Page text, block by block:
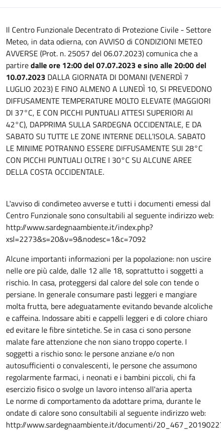
Il Centro Funzionale Decentrato di Protezione Civile - Settore
Meteo, in data odierna, con AVVISO di CONDIZIONI METEO
AVVERSE (Prot. n. 25057 del 06.07.2023) comunica che a
partiredalle ore 12:00 del 07.07.2023 esino alle 20:00 del
10.07.2023 DALLA GIORNATA DI DOMANI (VENERDÌ 7
LUGLIO 2023) E FINO ALMENO A LUNEDÌ 10, SI PREVEDONO
DIFFUSAMENTE TEMPERATURE MOLTO ELEVATE (MAGGIORI
DI 37°C, E CON PICCHI PUNTUALI ATTESI SUPERIORI AI
42°C), DAPPRIMA SULLA SARDEGNA OCCIDENTALE, E DA
SABATO SU TUTTE LE ZONE INTERNE DELL’ISOLA. SABATO
LE MINIME POTRANNO ESSERE DIFFUSAMENTE SUI 28°C
CON PICCHI PUNTUALI OLTRE I 30°C SU ALCUNE AREE
DELLA COSTA OCCIDENTALE.
L'avviso di condimeteo avverse e tutti i documenti emessi dal
Centro Funzionale sono consultabili al seguente indirizzo web:
http://www.sardegnaambiente.it/index.php?
xsl=2273&s=20&v=9&nodesc=1&c=7092
Alcune importanti informazioni per la popolazione: non uscire
nelle ore più calde, dalle 12 alle 18, soprattutto i soggetti a
rischio. In casa, proteggersi dal calore del sole con tende o
persiane. In generale consumare pasti leggeri e mangiare
molta frutta, bere adeguatamente evitando bevande alcoliche
e caffeina. Indossare abiti e cappelli leggeri e di colore chiaro
ed evitare le fibre sintetiche. Se in casa ci sono persone
malate fare attenzione che non siano troppo coperte. I
soggetti a rischio sono: le persone anziane e/o non
autosufficienti o convalescenti, le persone che assumono
regolarmente farmaci, i neonati e i bambini piccoli, chi fa
esercizio fisico o svolge un lavoro intenso all'aria aperta
Le norme di comportamento da adottare prima, durante le
ondate di calore sono consultabili al seguente indirizzo web:
http://www.sardegnaambiente.it/documenti/